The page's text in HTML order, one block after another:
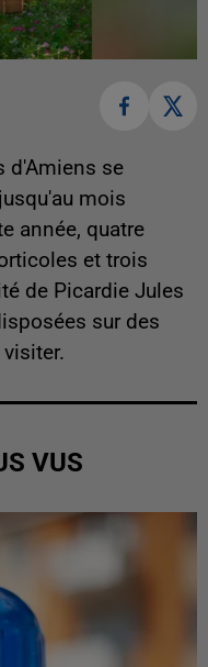
d'Amiens se
mois
année, quatre
et trois
de Picardie Jules
sur des
VUS